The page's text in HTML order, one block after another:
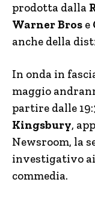
prodotta dalla
Warner Bros e
anche della
In onda in
maggio
partire dalle
Kingsbury,
Newsroom, la
investigativo
commedia.